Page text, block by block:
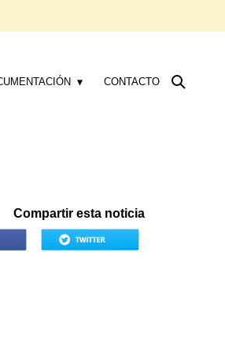
CONTACTO
Compartir esta noticia